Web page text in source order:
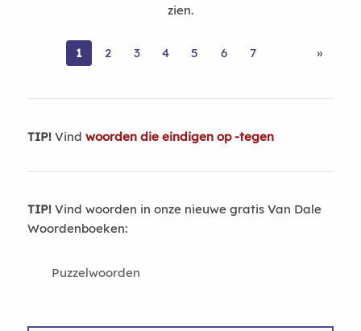
zien.
1 2 3 4 5 6 7 »
TIP!Vind woorden die eindigen op -tegen
TIP!Vind woorden in onze nieuwe gratis Van Dale
Woordenboeken:
Puzzelwoorden